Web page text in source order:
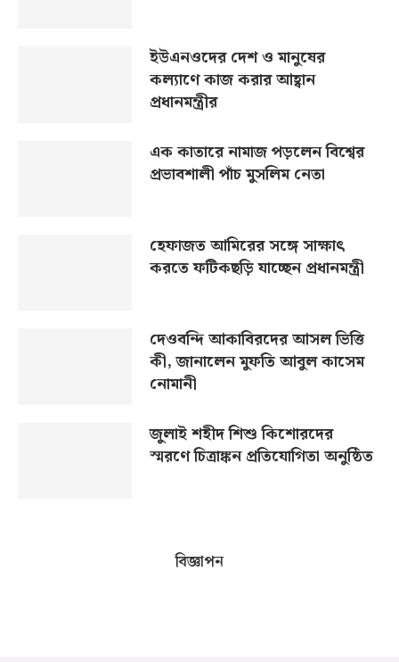
ইউএনওদের দেশ ও মানুষের
কল্যাণে কাজ করার আহ্বান
প্রধানমন্ত্রীর
এক কাতারে নামাজ পড়লেন বিশ্বের
প্রভাবশালী পাঁচ মুসলিম নেতা
হেফাজত আমিরের সঙ্গে সাক্ষাৎ
করতে ফটিকছড়ি যাচ্ছেন প্রধানমন্ত্রী
দেওবন্দি আকাবিরদের আসল ভিত্তি
কী, জানালেন মুফতি আবুল কাসেম
নোমানী
জুলাই শহীদ শিশু কিশোরদের
স্মরণে চিত্রাঙ্কন প্রতিযোগিতা অনুষ্ঠিত
বিজ্ঞাপন